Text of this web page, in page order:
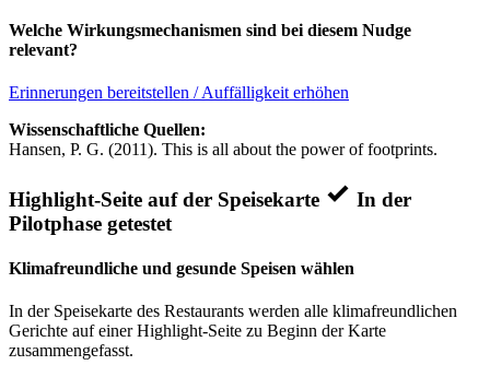
Welche Wirkungsmechanismen sind bei diesem Nudge
relevant?
Erinnerungen bereitstellen / Auffälligkeit erhöhen
Wissenschaftliche Quellen:
Hansen, P. G. (2011). This is all about the power of footprints.
Highlight-Seite auf der Speisekarte
In der
Pilotphase getestet
Klimafreundliche und gesunde Speisen wählen
In der Speisekarte des Restaurants werden alle klimafreundlichen
Gerichte auf einer Highlight-Seite zu Beginn der Karte
zusammengefasst.